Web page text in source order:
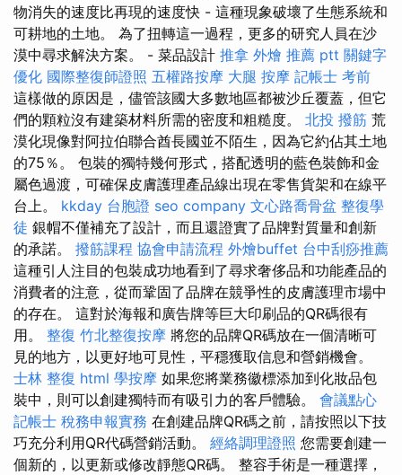
物消失的速度比再現的速度快 - 這種現象破壞了生態系統和
可耕地的土地。 為了扭轉這一過程，更多的研究人員在沙
漠中尋求解決方案。 - 菜品設計 推拿 外燴 推薦 ptt 關鍵字
優化 國際整復師證照 五權路按摩 大腿 按摩 記帳士 考前
這樣做的原因是，儘管該國大多數地區都被沙丘覆蓋，但它
們的顆粒沒有建築材料所需的密度和粗糙度。 北投 撥筋 荒
漠化現像對阿拉伯聯合酋長國並不陌生，因為它約佔其土地
的75％。 包裝的獨特幾何形式，搭配透明的藍色裝飾和金
屬色過渡，可確保皮膚護理產品線出現在零售貨架和在線平
台上。 kkday 台胞證 seo company 文心路喬骨盆 整復學
徒 銀帽不僅補充了設計，而且還證實了品牌對質量和創新
的承諾。 撥筋課程 協會申請流程 外燴buffet 台中刮痧推薦
這種引人注目的包裝成功地看到了尋求奢侈品和功能產品的
消費者的注意，從而鞏固了品牌在競爭性的皮膚護理市場中
的存在。 這對於海報和廣告牌等巨大印刷品的QR碼很有
用。 整復 竹北整復按摩 將您的品牌QR碼放在一個清晰可
見的地方，以更好地可見性，平穩獲取信息和營銷機會。
士林 整復 html 學按摩 如果您將業務徽標添加到化妝品包
裝中，則可以創建獨特而有吸引力的客戶體驗。 會議點心
記帳士 稅務申報實務 在創建品牌QR碼之前，請按照以下技
巧充分利用QR代碼營銷活動。 經絡調理證照 您需要創建一
個新的，以更新或修改靜態QR碼。 整容手術是一種選擇，